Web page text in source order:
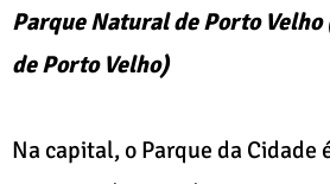
Parque Natural de Porto
de Porto Velho)
Na capital, o Parque da Cidade